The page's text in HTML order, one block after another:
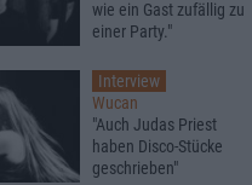
wie ein Gast zufällig zu
einer Party."
Interview
Wucan
"Auch Judas Priest
haben Disco-Stücke
geschrieben"